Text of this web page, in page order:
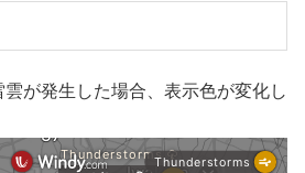
が発生した場合、表示色が変化し